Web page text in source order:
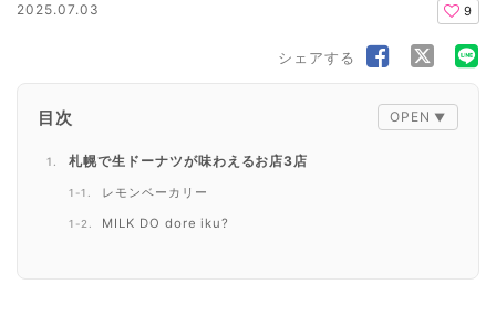
2025.07.03 9
シェアする
目次
札幌で生ドーナツが味わえるお店3店
レモンベーカリー
MILK DO dore iku?